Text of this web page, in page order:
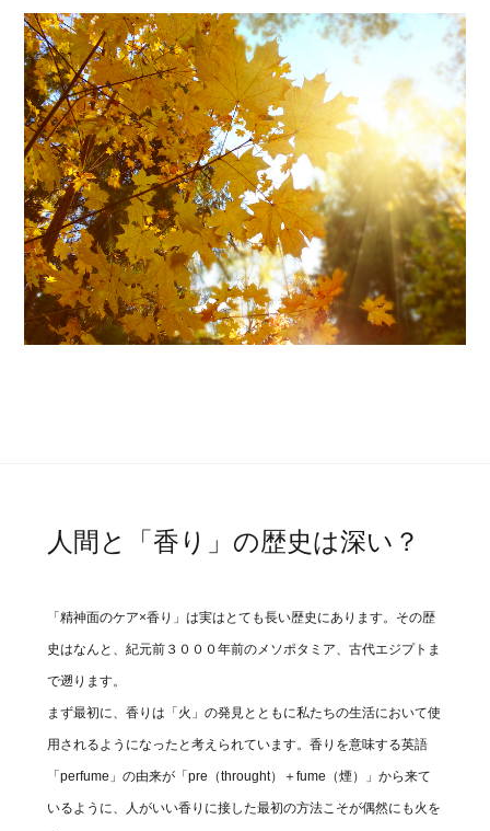
人間と「香り」の歴史は深い？
「精神面のケア×香り」は実はとても長い歴史にあります。その歴
史はなんと、紀元前３０００年前のメソポタミア、古代エジプトま
で遡ります。
まず最初に、香りは「火」の発見とともに私たちの生活において使
用されるようになったと考えられています。香りを意味する英語
「perfume」の由来が「pre（throught）＋fume（煙）」から来て
いるように、人がいい香りに接した最初の方法こそが偶然にも火を